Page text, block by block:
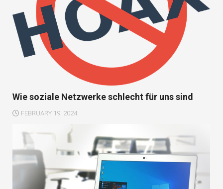
Wie soziale Netzwerke schlecht für uns sind
FEBRUARY 19, 2024